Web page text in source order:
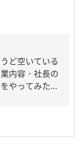
ど空いている
内容・社長の
やってみた...